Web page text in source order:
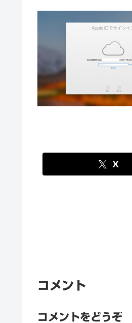
X
コメント
コメントをどうぞ